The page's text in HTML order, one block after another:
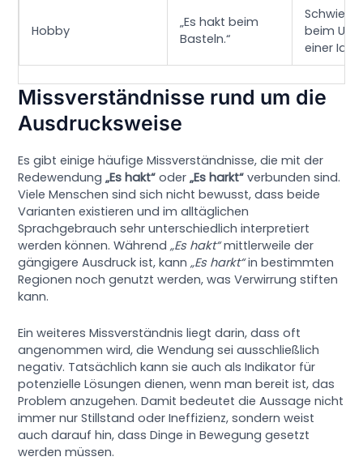
Hobby
„Es hakt beim
Basteln.“
beim
einer Idee
Missverständnisse rund um die
Ausdrucksweise
Es gibt einige häufige Missverständnisse, die mit der
Redewendung„Es hakt“ oder„Es harkt“ verbunden sind.
Viele Menschen sind sich nicht bewusst, dass beide
Varianten existieren und im alltäglichen
Sprachgebrauch sehr unterschiedlich interpretiert
werden können. Während„Es hakt“mittlerweile der
gängigere Ausdruck ist, kann„Es harkt“in bestimmten
Regionen noch genutzt werden, was Verwirrung stiften
kann.
Ein weiteres Missverständnis liegt darin, dass oft
angenommen wird, die Wendung sei ausschließlich
negativ. Tatsächlich kann sie auch als Indikator für
potenzielle Lösungen dienen, wenn man bereit ist, das
Problem anzugehen. Damit bedeutet die Aussage nicht
immer nur Stillstand oder Ineffizienz, sondern weist
auch darauf hin, dass Dinge in Bewegung gesetzt
werden müssen.